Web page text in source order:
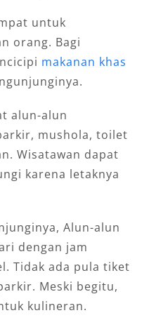
untuk
orang. Bagi
makanan khas
alun-alun
mushola, toilet
Wisatawan dapat
karena letaknya
Alun-alun
dengan jam
Tidak ada pula tiket
Meski begitu,
kulineran.